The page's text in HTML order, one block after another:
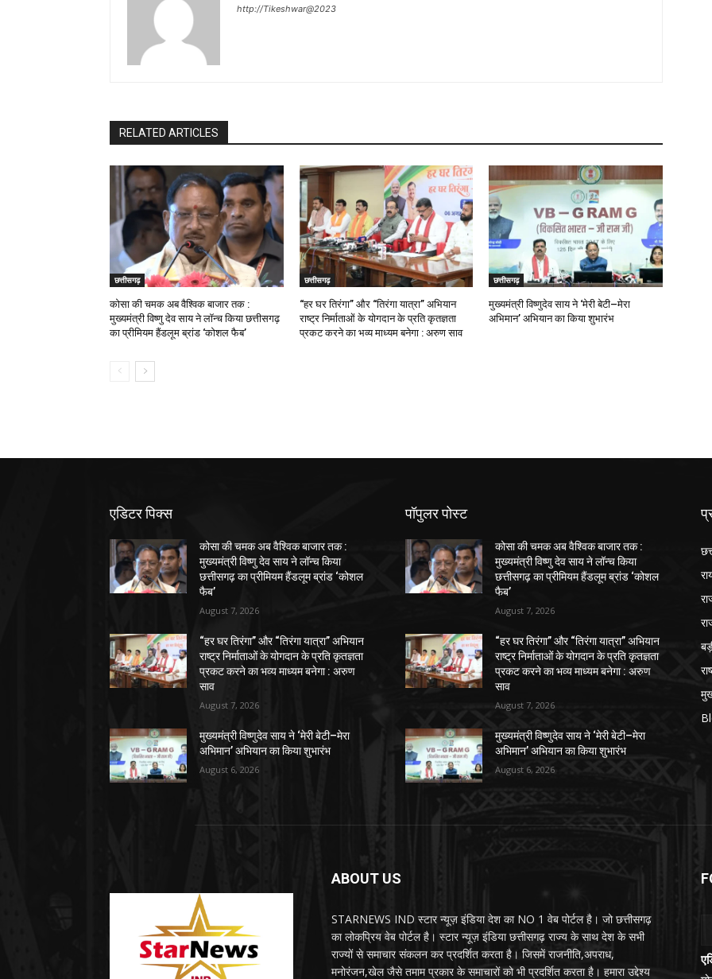
http://Tikeshwar@2023
RELATED ARTICLES
छत्तीसगढ़
कोसा की चमक अब वैश्विक बाजार तक :
मुख्यमंत्री विष्णु देव साय ने लॉन्च किया छत्तीसगढ़
का प्रीमियम हैंडलूम ब्रांड ‘कोशल फैब’
छत्तीसगढ़
“हर घर तिरंगा” और “तिरंगा यात्रा” अभियान
राष्ट्र निर्माताओं के योगदान के प्रति कृतज्ञता
प्रकट करने का भव्य माध्यम बनेगा : अरुण साव
छत्तीसगढ़
मुख्यमंत्री विष्णुदेव साय ने ‘मेरी बेटी–मेरा
अभिमान’ अभियान का किया शुभारंभ
एडिटर पिक्स
कोसा की चमक अब वैश्विक बाजार तक :
मुख्यमंत्री विष्णु देव साय ने लॉन्च किया
छत्तीसगढ़ का प्रीमियम हैंडलूम ब्रांड ‘कोशल
फैब’
August 7, 2026
“हर घर तिरंगा” और “तिरंगा यात्रा” अभियान
राष्ट्र निर्माताओं के योगदान के प्रति कृतज्ञता
प्रकट करने का भव्य माध्यम बनेगा : अरुण
साव
August 7, 2026
मुख्यमंत्री विष्णुदेव साय ने ‘मेरी बेटी–मेरा
अभिमान’ अभियान का किया शुभारंभ
August 6, 2026
पॉपुलर पोस्ट
कोसा की चमक अब वैश्विक बाजार तक :
मुख्यमंत्री विष्णु देव साय ने लॉन्च किया
छत्तीसगढ़ का प्रीमियम हैंडलूम ब्रांड ‘कोशल
फैब’
August 7, 2026
“हर घर तिरंगा” और “तिरंगा यात्रा” अभियान
राष्ट्र निर्माताओं के योगदान के प्रति कृतज्ञता
प्रकट करने का भव्य माध्यम बनेगा : अरुण
साव
August 7, 2026
मुख्यमंत्री विष्णुदेव साय ने ‘मेरी बेटी–मेरा
अभिमान’ अभियान का किया शुभारंभ
August 6, 2026
ABOUT US
STARNEWS IND स्टार न्यूज़ इंडिया देश का NO 1 वेब पोर्टल है। जो छत्तीसगढ़
का लोकप्रिय वेब पोर्टल है। स्टार न्यूज़ इंडिया छत्तीसगढ़ राज्य के साथ देश के सभी
राज्यों से समाचार संकलन कर प्रदर्शित करता है। जिसमें राजनीति,अपराध,
मनोरंजन,खेल जैसे तमाम प्रकार के समाचारों को भी प्रदर्शित करता है। हमारा उद्देश्य